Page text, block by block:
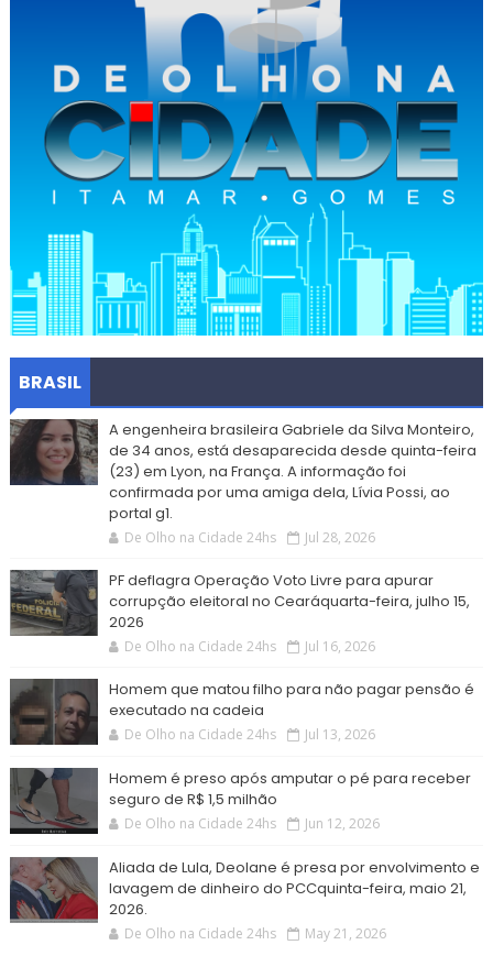
BRASIL
A engenheira brasileira Gabriele da Silva Monteiro,
de 34 anos, está desaparecida desde quinta-feira
(23) em Lyon, na França. A informação foi
confirmada por uma amiga dela, Lívia Possi, ao
portal g1.
De Olho na Cidade 24hs Jul 28, 2026
PF deflagra Operação Voto Livre para apurar
corrupção eleitoral no Cearáquarta-feira, julho 15,
2026
De Olho na Cidade 24hs Jul 16, 2026
Homem que matou filho para não pagar pensão é
executado na cadeia
De Olho na Cidade 24hs Jul 13, 2026
Homem é preso após amputar o pé para receber
seguro de R$ 1,5 milhão
De Olho na Cidade 24hs Jun 12, 2026
Aliada de Lula, Deolane é presa por envolvimento e
lavagem de dinheiro do PCCquinta-feira, maio 21,
2026.
De Olho na Cidade 24hs May 21, 2026